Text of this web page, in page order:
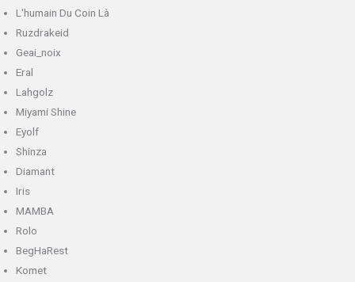
L'humain Du Coin Là
Ruzdrakeid
Geai_noix
Eral
Lahgolz
Miyami Shine
Eyolf
Shinza
Diamant
Iris
MAMBA
Rolo
BegHaRest
Komet